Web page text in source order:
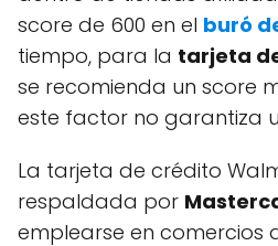
score de 600 en el buró
tiempo, para la tarjeta
se recomienda un score
este factor no garantiza
La tarjeta de crédito
respaldada por
emplearse en comercios